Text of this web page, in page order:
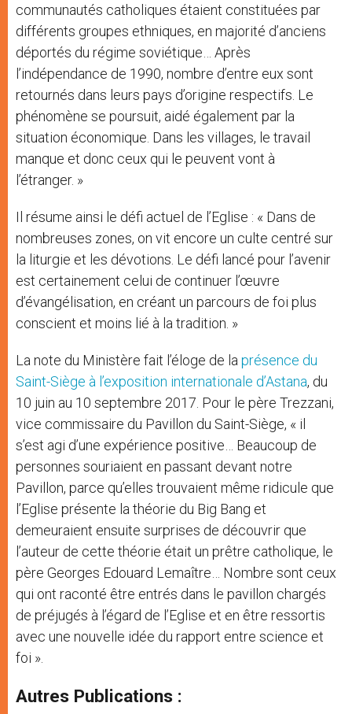
communautés catholiques étaient constituées par
différents groupes ethniques, en majorité d’anciens
déportés du régime soviétique… Après
l’indépendance de 1990, nombre d’entre eux sont
retournés dans leurs pays d’origine respectifs. Le
phénomène se poursuit, aidé également par la
situation économique. Dans les villages, le travail
manque et donc ceux qui le peuvent vont à
l’étranger. »
Il résume ainsi le défi actuel de l’Eglise : « Dans de
nombreuses zones, on vit encore un culte centré sur
la liturgie et les dévotions. Le défi lancé pour l’avenir
est certainement celui de continuer l’œuvre
d’évangélisation, en créant un parcours de foi plus
conscient et moins lié à la tradition. »
La note du Ministère fait l’éloge de la présence du
Saint-Siège à l’exposition internationale d’Astana, du
10 juin au 10 septembre 2017. Pour le père Trezzani,
vice commissaire du Pavillon du Saint-Siège, « il
s’est agi d’une expérience positive… Beaucoup de
personnes souriaient en passant devant notre
Pavillon, parce qu’elles trouvaient même ridicule que
l’Eglise présente la théorie du Big Bang et
demeuraient ensuite surprises de découvrir que
l’auteur de cette théorie était un prêtre catholique, le
père Georges Edouard Lemaître… Nombre sont ceux
qui ont raconté être entrés dans le pavillon chargés
de préjugés à l’égard de l’Eglise et en être ressortis
avec une nouvelle idée du rapport entre science et
foi ».
Autres Publications :